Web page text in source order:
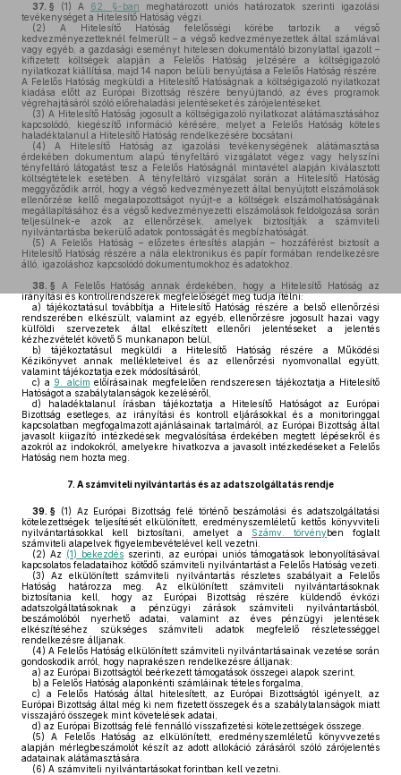
37. § (1) A 62. §-ban meghatározott uniós határozatok szerinti igazolási
tevékenységet a Hitelesítő Hatóság végzi.
(2) A Hitelesítő Hatóság felelősségi körébe tartozik a végső
kedvezményezetteknél felmerült – a végső kedvezményezettek által számlával
vagy egyéb, a gazdasági eseményt hitelesen dokumentáló bizonylattal igazolt –
kifizetett költségek alapján a Felelős Hatóság jelzésére a költségigazoló
nyilatkozat kiállítása, majd 14 napon belüli benyújtása a Felelős Hatóság részére.
A Felelős Hatóság megküldi a Hitelesítő Hatóságnak a költségigazoló nyilatkozat
kiadása előtt az Európai Bizottság részére benyújtandó, az éves programok
végrehajtásáról szóló előrehaladási jelentéseket és zárójelentéseket.
(3) A Hitelesítő Hatóság jogosult a költségigazoló nyilatkozat alátámasztásához
kapcsolódó, kiegészítő információ kérésére, melyet a Felelős Hatóság köteles
haladéktalanul a Hitelesítő Hatóság rendelkezésére bocsátani.
(4) A Hitelesítő Hatóság az igazolási tevékenységének alátámasztása
érdekében dokumentum alapú tényfeltáró vizsgálatot végez vagy helyszíni
tényfeltáró látogatást tesz a Felelős Hatóságnál mintavétel alapján kiválasztott
költségtételek esetében. A tényfeltáró vizsgálat során a Hitelesítő Hatóság
meggyőződik arról, hogy a végső kedvezményezett által benyújtott elszámolások
ellenőrzése kellő megalapozottságot nyújt-e a költségek elszámolhatóságának
megállapításához és a végső kedvezményezetti elszámolások feldolgozása során
teljesülnek-e azok az ellenőrzések, amelyek biztosítják a számviteli
nyilvántartásba bekerülő adatok pontosságát és megbízhatóságát.
(5) A Felelős Hatóság – előzetes értesítés alapján – hozzáférést biztosít a
Hitelesítő Hatóság részére a nála elektronikus és papír formában rendelkezésre
álló, igazoláshoz kapcsolódó dokumentumokhoz és adatokhoz.
38. § A Felelős Hatóság annak érdekében, hogy a Hitelesítő Hatóság az
irányítási és kontrollrendszerek megfelelőségét meg tudja ítélni:
a) tájékoztatásul továbbítja a Hitelesítő Hatóság részére a belső ellenőrzési
rendszerében elkészült, valamint az egyéb, ellenőrzésre jogosult hazai vagy
külföldi szervezetek által elkészített ellenőri jelentéseket a jelentés
kézhezvételét követő 5 munkanapon belül,
b) tájékoztatásul megküldi a Hitelesítő Hatóság részére a Működési
Kézikönyvet annak mellékleteivel és az ellenőrzési nyomvonallal együtt,
valamint tájékoztatja ezek módosításáról,
c) a 9. alcím előírásainak megfelelően rendszeresen tájékoztatja a Hitelesítő
Hatóságot a szabálytalanságok kezeléséről,
d) haladéktalanul írásban tájékoztatja a Hitelesítő Hatóságot az Európai
Bizottság esetleges, az irányítási és kontroll eljárásokkal és a monitoringgal
kapcsolatban megfogalmazott ajánlásainak tartalmáról, az Európai Bizottság által
javasolt kiigazító intézkedések megvalósítása érdekében megtett lépésekről és
azokról az indokokról, amelyekre hivatkozva a javasolt intézkedéseket a Felelős
Hatóság nem hozta meg.
7. A számviteli nyilvántartás és az adatszolgáltatás rendje
39. § (1) Az Európai Bizottság felé történő beszámolási és adatszolgáltatási
kötelezettségek teljesítését elkülönített, eredményszemléletű kettős könyvviteli
nyilvántartásokkal kell biztosítani, amelyet a Számv. törvényben foglalt
számviteli alapelvek figyelembevételével kell vezetni.
(2) Az (1) bekezdés szerinti, az európai uniós támogatások lebonyolításával
kapcsolatos feladataihoz kötődő számviteli nyilvántartást a Felelős Hatóság vezeti.
(3) Az elkülönített számviteli nyilvántartás részletes szabályait a Felelős
Hatóság határozza meg. Az elkülönített számviteli nyilvántartásoknak
biztosítania kell, hogy az Európai Bizottság részére küldendő évközi
adatszolgáltatásoknak a pénzügyi zárások számviteli nyilvántartásból,
beszámolóból nyerhető adatai, valamint az éves pénzügyi jelentések
elkészítéséhez szükséges számviteli adatok megfelelő részletességgel
rendelkezésre álljanak.
(4) A Felelős Hatóság elkülönített számviteli nyilvántartásainak vezetése során
gondoskodik arról, hogy naprakészen rendelkezésre álljanak:
a) az Európai Bizottságtól beérkezett támogatások összegei alapok szerint,
b) a Felelős Hatóság alaponkénti számláinak tételes forgalma,
c) a Felelős Hatóság által hitelesített, az Európai Bizottságtól igényelt, az
Európai Bizottság által még ki nem fizetett összegek és a szabálytalanságok miatt
visszajáró összegek mint követelések adatai,
d) az Európai Bizottság felé fennálló visszafizetési kötelezettségek összege.
(5) A Felelős Hatóság az elkülönített, eredményszemléletű könyvvezetés
alapján mérlegbeszámolót készít az adott allokáció zárásáról szóló zárójelentés
adatainak alátámasztására.
(6) A számviteli nyilvántartásokat forintban kell vezetni.